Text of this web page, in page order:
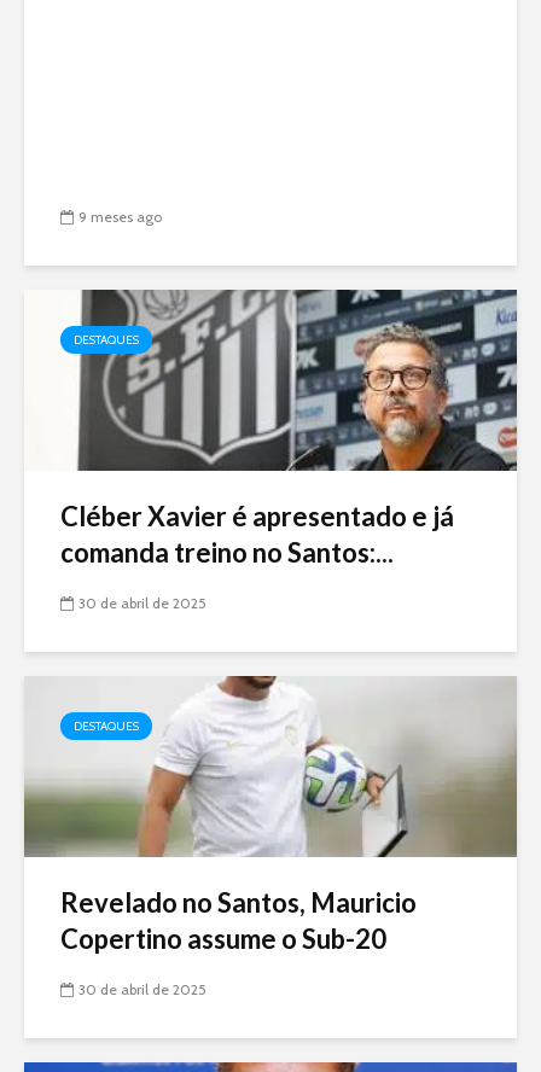
9 meses ago
DESTAQUES
Cléber Xavier é apresentado e já
comanda treino no Santos:...
30 de abril de 2025
DESTAQUES
Revelado no Santos, Mauricio
Copertino assume o Sub-20
30 de abril de 2025